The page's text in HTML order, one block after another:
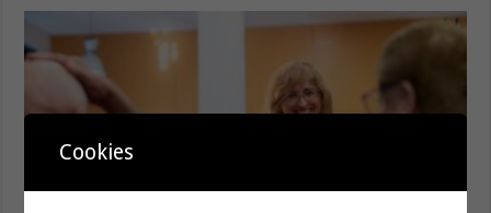
Cookies